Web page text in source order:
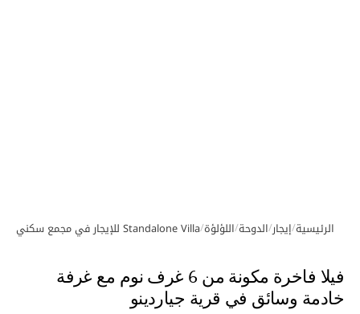
معرض الصور
الرئيسية/إيجار/الدوحة/اللؤلؤة/Standalone Villa للإيجار في مجمع سكني
فيلا فاخرة مكونة من 6 غرف نوم مع غرفة
خادمة وسائق في قرية جياردينو